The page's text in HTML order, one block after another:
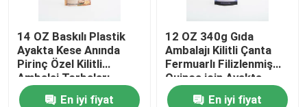
14 OZ Baskılı Plastik
Ayakta Kese Anında
Pirinç Özel Kilitli
Ambalaj Torbaları
En iyi fiyat
12 OZ 340g Gıda
Ambalajı Kilitli Çanta
Fermuarlı Filizlenmiş
Quinoa için Ayakta
Fermuar Kılıfı
En iyi fiyat